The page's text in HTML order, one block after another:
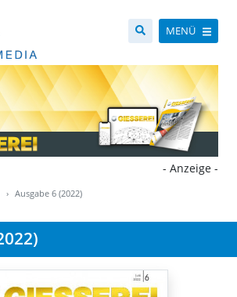
MENÜ
- Anzeige -
Ausgabe 6 (2022)